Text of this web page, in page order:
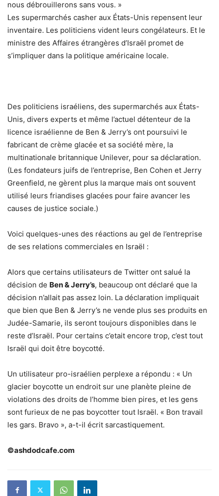
nous débrouillerons sans vous. »
Les supermarchés casher aux États-Unis repensent leur
inventaire. Les politiciens vident leurs congélateurs. Et le
ministre des Affaires étrangères d’Israël promet de
s’impliquer dans la politique américaine locale.
Des politiciens israéliens, des supermarchés aux États-
Unis, divers experts et même l’actuel détenteur de la
licence israélienne de Ben & Jerry’s ont poursuivi le
fabricant de crème glacée et sa société mère, la
multinationale britannique Unilever, pour sa déclaration.
(Les fondateurs juifs de l’entreprise, Ben Cohen et Jerry
Greenfield, ne gèrent plus la marque mais ont souvent
utilisé leurs friandises glacées pour faire avancer les
causes de justice sociale.)
Voici quelques-unes des réactions au gel de l’entreprise
de ses relations commerciales en Israël :
Alors que certains utilisateurs de Twitter ont salué la
décision de Ben & Jerry’s, beaucoup ont déclaré que la
décision n’allait pas assez loin. La déclaration impliquait
que bien que Ben & Jerry’s ne vende plus ses produits en
Judée-Samarie, ils seront toujours disponibles dans le
reste d’Israël. Pour certains c’etait encore trop, c’est tout
Israël qui doit être boycotté.
Un utilisateur pro-israélien perplexe a répondu : « Un
glacier boycotte un endroit sur une planète pleine de
violations des droits de l’homme bien pires, et les gens
sont furieux de ne pas boycotter tout Israël. « Bon travail
les gars. Bravo », a-t-il écrit sarcastiquement.
©ashdodcafe.com